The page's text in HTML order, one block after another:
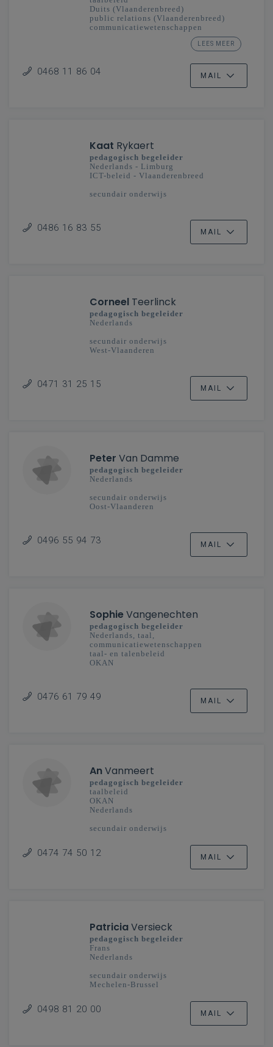
Duits (Vlaanderenbreed)
public relations (Vlaanderenbreed)
communicatiewetenschappen
taalexpert Ieder kind taalheldLEES MEER
0468 11 86 04 MAIL
Kaat Rykaert
pedagogisch begeleider
Nederlands - Limburg
ICT-beleid - Vlaanderenbreed
secundair onderwijs
0486 16 83 55 MAIL
Corneel Teerlinck
pedagogisch begeleider
Nederlands
secundair onderwijs
West-Vlaanderen
0471 31 25 15 MAIL
Peter Van Damme
pedagogisch begeleider
Nederlands
secundair onderwijs
Oost-Vlaanderen
0496 55 94 73 MAIL
SophieVangenechten
pedagogisch begeleider
Nederlands, taal,
communicatiewetenschappen
taal- en talenbeleid
OKAN
0476 61 79 49 MAIL
AnVanmeert
pedagogisch begeleider
taalbeleid
OKAN
Nederlands
secundair onderwijs
0474 74 50 12 MAIL
PatriciaVersieck
pedagogisch begeleider
Frans
Nederlands
secundair onderwijs
Mechelen-Brussel
0498 81 20 00 MAIL